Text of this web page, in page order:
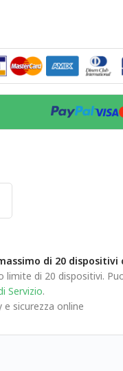
di 20
di 20 dispositivi.
Servizio.
sicurezza online